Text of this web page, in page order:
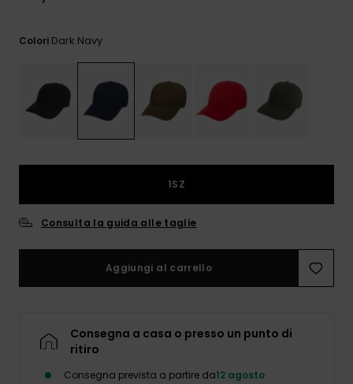
le FAQ
Colori Dark Navy
1SZ
Consulta la guida alle taglie
Aggiungi al carrello
Consegna a casa o presso un punto di
ritiro
Consegna prevista a partire da12 agosto